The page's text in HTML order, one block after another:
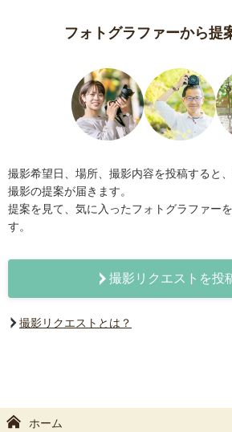
フォトグラファーから提
撮影希望日、場所、撮影内容を投稿すると
撮影の提案が届きます。
提案を見て、気に入ったフォトグラファー
す。
撮影リクエストを投
撮影リクエストとは？
ホーム